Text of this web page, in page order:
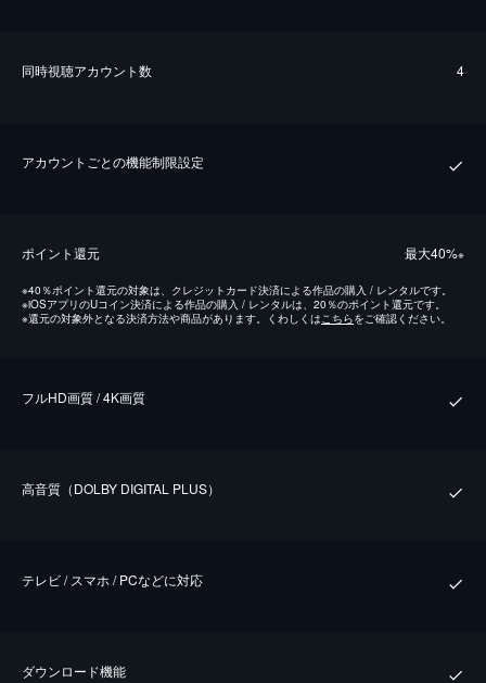
同時視聴アカウント数 4
アカウントごとの機能制限設定
ポイント還元 最⼤40%※
※40％ポイント還元の対象は、クレジットカード決済による作品の購入 / レンタルです。
※iOSアプリのUコイン決済による作品の購入 / レンタルは、20％のポイント還元です。
※還元の対象外となる決済方法や商品があります。くわしくはこちらをご確認ください。
フルHD画質 / 4K画質
⾼⾳質（DOLBY DIGITAL PLUS）
テレビ / スマホ / PCなどに対応
ダウンロード機能